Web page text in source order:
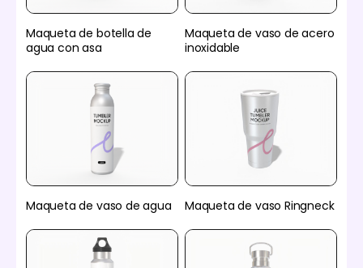
Maqueta de botella de
agua con asa
Maqueta de vaso de acero
inoxidable
Maqueta de vaso de agua Maqueta de vaso Ringneck